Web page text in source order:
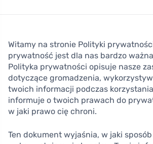
Witamy na stronie Polityki
prywatność jest dla nas bardzo
Polityka prywatności opisuje nasze
dotyczące gromadzenia,
twoich informacji podczas korzystania
informuje o twoich prawach do
w jaki prawo cię chroni.
Ten dokument wyjaśnia, w jaki